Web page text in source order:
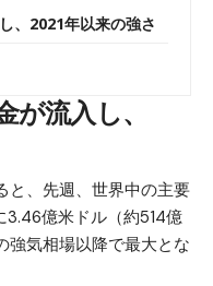
、2021年以来の強さ
流入し、
と、先週、世界中の主要
3.46億米ドル（約514億
強気相場以降で最大とな